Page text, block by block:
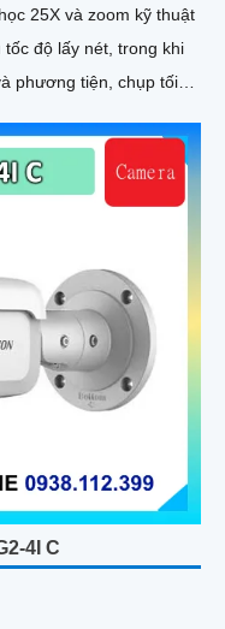
25X và zoom kỹ thuật
độ lấy nét, trong khi
phương tiện, chụp tối
4I C